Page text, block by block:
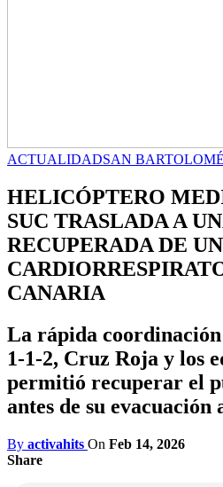
ACTUALIDADSAN
HELICÓPTERO
SUC TRASLADA A
RECUPERADA DE
CANARIA
La rápida
1-1-2, Cruz Roja y los
permitió recuperar el
antes de su evacuación
By activahits On Feb 14, 2026
Share